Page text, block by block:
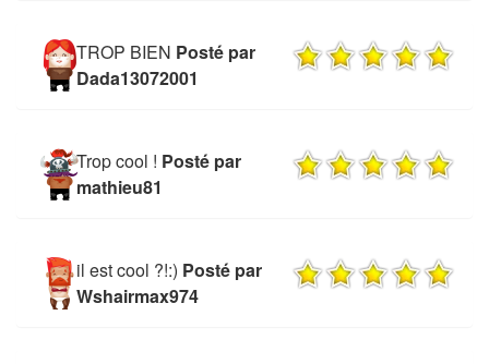
TROP BIEN Posté par
Dada13072001
Trop cool ! Posté par
mathieu81
il est cool ?!:) Posté par
Wshairmax974